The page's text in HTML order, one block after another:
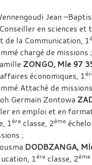
Jean
en sciences et
de la Communication, 1
chargé de missions ;
ZONGO, Mle 97
économiques, 1
Attaché de
Germain Zontowa
en emploi et en
1ère classe, 2ème
;
DODBZANGA,
1ère classe, 2ème